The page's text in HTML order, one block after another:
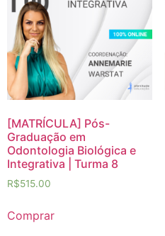
[MATRÍCULA] Pós-
Graduação em
Odontologia Biológica e
Integrativa | Turma 8
R$515.00
Comprar